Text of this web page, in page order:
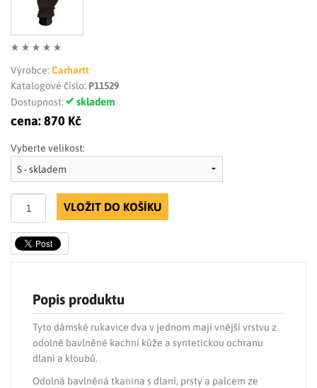
Výrobce: Carhartt
Katalogové číslo: P11529
Dostupnost:
skladem
cena:870 Kč
Vyberte velikost:
VLOŽIT DO KOŠÍKU
Popis produktu
Tyto dámské rukavice dva v jednom mají vnější vrstvu z
odolné bavlněné kachní kůže a syntetickou ochranu
dlaní a kloubů.
Odolná bavlněná tkanina s dlaní, prsty a palcem ze